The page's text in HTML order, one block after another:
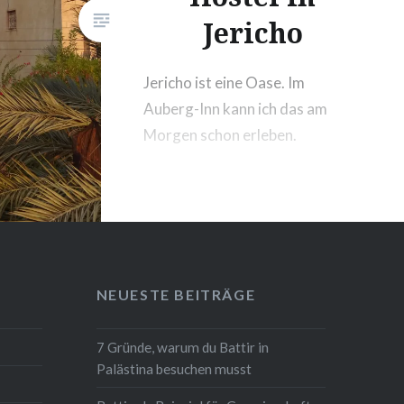
Jericho
Jericho ist eine Oase. Im
Auberg-Inn kann ich das am
Morgen schon erleben.
NEUESTE BEITRÄGE
7 Gründe, warum du Battir in
Palästina besuchen musst